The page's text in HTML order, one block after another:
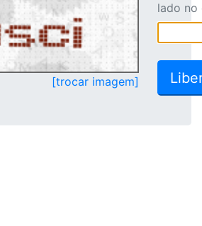
[trocar imagem]
lado no